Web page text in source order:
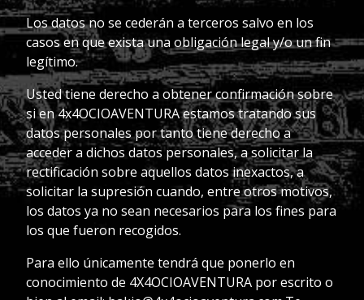
Los datos no se cederán a terceros salvo en los
casos en que exista una obligación legal y/o un fin
legítimo.
Usted tiene derecho a obtener confirmación sobre
si en 4x4OCIOAVENTURA estamos tratando sus
datos personales por tanto tiene derecho a
acceder a dichos datos personales,a solicitar la
rectificación sobre aquellos datos inexactos, a
solicitar la supresión cuando, entre otros motivos,
los datos ya no sean necesarios para los fines para
los que fueron recogidos.
Para ello únicamente tendrá que ponerlo en
conocimiento de 4X4OCIOAVENTURA por escrito o